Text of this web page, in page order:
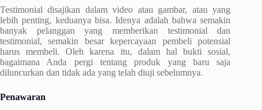
Testimonial disajikan dalam video atau gambar, atau yang
lebih penting, keduanya bisa. Idenya adalah bahwa semakin
banyak pelanggan yang memberikan testimonial dan
testimonial, semakin besar kepercayaan pembeli potensial
harus membeli. Oleh karena itu, dalam hal bukti sosial,
bagaimana Anda pergi tentang produk yang baru saja
diluncurkan dan tidak ada yang telah diuji sebelumnya.
Penawaran